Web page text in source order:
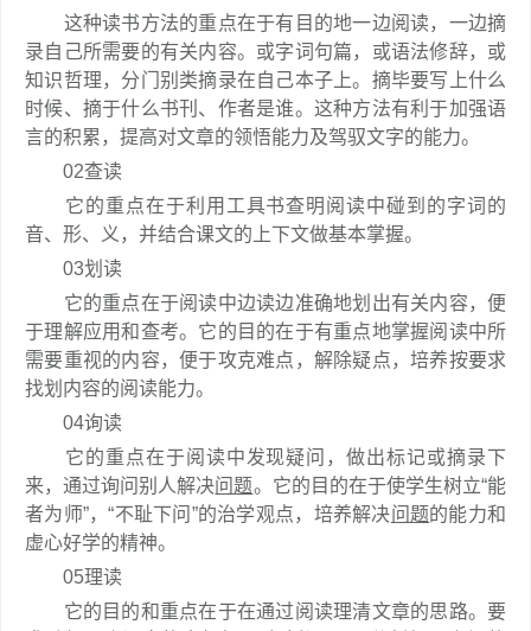
这种读书方法的重点在于有目的地一边阅读，一边摘
录自己所需要的有关内容。或字词句篇，或语法修辞，或
知识哲理，分门别类摘录在自己本子上。摘毕要写上什么
时候、摘于什么书刊、作者是谁。这种方法有利于加强语
言的积累，提高对文章的领悟能力及驾驭文字的能力。
02查读
它的重点在于利用工具书查明阅读中碰到的字词的
音、形、义，并结合课文的上下文做基本掌握。
03划读
它的重点在于阅读中边读边准确地划出有关内容，便
于理解应用和查考。它的目的在于有重点地掌握阅读中所
需要重视的内容，便于攻克难点，解除疑点，培养按要求
找划内容的阅读能力。
04询读
它的重点在于阅读中发现疑问，做出标记或摘录下
来，通过询问别人解决问题。它的目的在于使学生树立“能
者为师”，“不耻下问”的治学观点，培养解决问题的能力和
虚心好学的精神。
05理读
它的目的和重点在于在通过阅读理清文章的思路。要